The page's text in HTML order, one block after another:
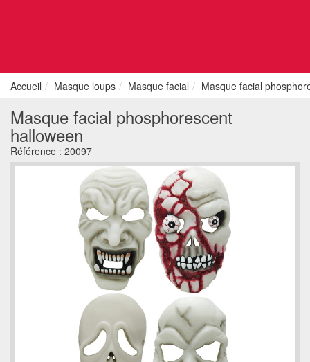
Accueil Masque loups Masque facial Masque facial
Masque facial phosphorescent
halloween
Référence : 20097